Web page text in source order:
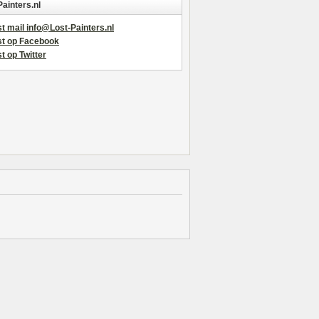
mail info@Lost-Painters.nl
op Facebook
op Twitter